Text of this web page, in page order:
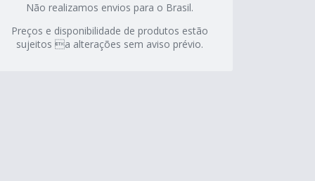
Não realizamos envios para o Brasil.
Preços e disponibilidade de produtos estão
sujeitos a alterações sem aviso prévio.